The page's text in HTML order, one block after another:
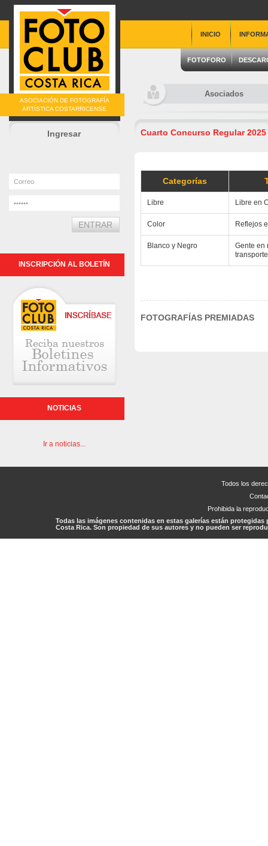
ASOCIACIÓN DE FOTOGRAFÍA
ARTÍSTICA COSTARRICENSE
INICIO
FOTOFORO
Ingresar
INSCRIPCIÓN AL BOLETÍN
NOTICIAS
Ir a noticias...
Asociados
Cuarto Concurso Regular 2025
Categorías
Libre Libre en
Color Reflejos
Blanco y Negro
Gente en
transporte
FOTOGRAFÍAS PREMIADAS
Todos los
Prohibida la
Todas las imágenes contenidas en estas galerías están
Costa Rica. Son propiedad de sus autores y no pueden ser